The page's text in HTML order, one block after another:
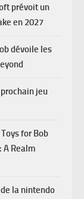
prévoit un
en 2027
dévoile les
prochain jeu
Toys for Bob
A Realm
la nintendo